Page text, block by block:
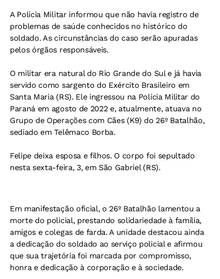
A Polícia Militar informou que não havia registro de
problemas de saúde conhecidos no histórico do
soldado. As circunstâncias do caso serão apuradas
pelos órgãos responsáveis.
O militar era natural do Rio Grande do Sul e já havia
servido como sargento do Exército Brasileiro em
Santa Maria (RS). Ele ingressou na Polícia Militar do
Paraná em agosto de 2022 e, atualmente, atuava no
Grupo de Operações com Cães (K9) do 26º Batalhão,
sediado em Telêmaco Borba.
Felipe deixa esposa e filhos. O corpo foi sepultado
nesta sexta-feira, 3, em São Gabriel (RS).
Em manifestação oficial, o 26º Batalhão lamentou a
morte do policial, prestando solidariedade à família,
amigos e colegas de farda. A unidade destacou ainda
a dedicação do soldado ao serviço policial e afirmou
que sua trajetória foi marcada por compromisso,
honra e dedicação à corporação e à sociedade.